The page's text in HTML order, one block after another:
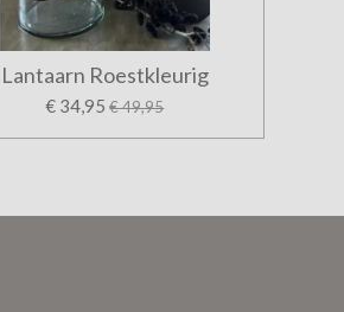
Lantaarn Roestkleurig
€ 34,95 € 49,95